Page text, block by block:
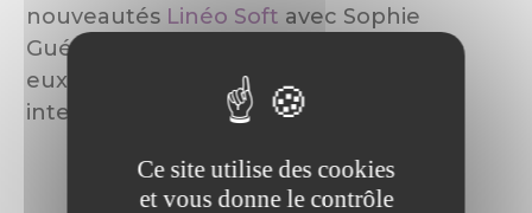
nouveautés Linéo Soft avec Sophie
Guédon et Pierre-Yves Reverdy. Merci à
eux pour leur présence et leur
intervention.
Ce site utilise des cookies
et vous donne le contrôle